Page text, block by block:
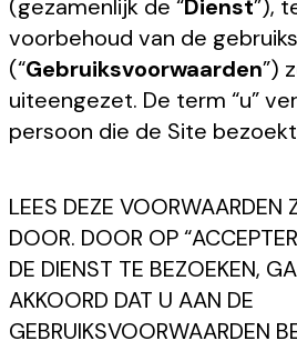
(gezamenlijk de “Dienst”),
voorbehoud van de
(“Gebruiksvoorwaarden”)
uiteengezet. De term “u”
persoon die de Site
LEES DEZE VOORWAARDEN
DOOR. DOOR OP
DE DIENST TE BEZOEKEN,
AKKOORD DAT U AAN DE
GEBRUIKSVOORWAARDEN